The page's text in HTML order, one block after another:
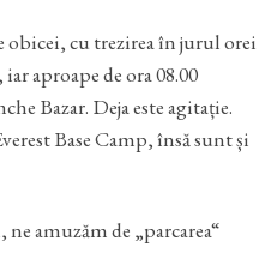
obicei, cu trezirea în jurul orei
aproape de ora 08.00
Bazar. Deja este agitație.
Base Camp, însă sunt și
amuzăm de „parcarea“